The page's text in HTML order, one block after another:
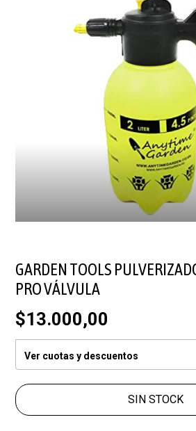
GARDEN TOOLS
PRO VÁLVULA
$13.000,00
Ver cuotas y descuentos
SIN STOCK